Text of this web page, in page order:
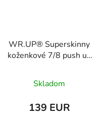
WR.UP® Superskinny
koženkové 7/8 push up
pásom,
WRUP4HC006V
Skladom
139 EUR